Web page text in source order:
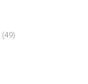
(49)